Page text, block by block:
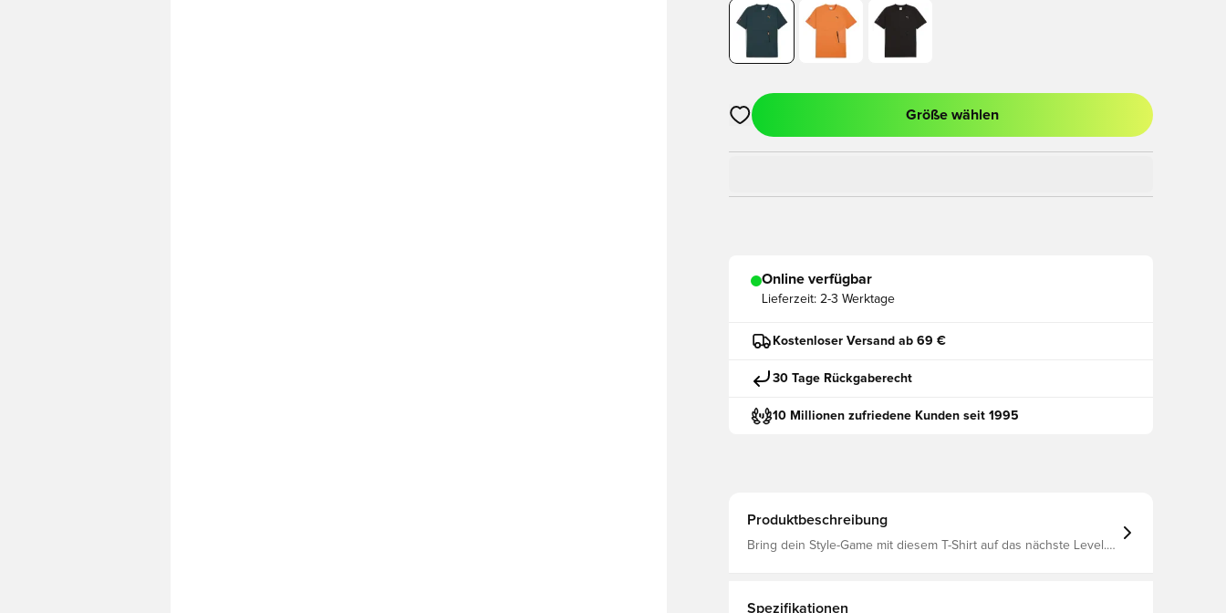
Öffnet ein neues Fenster zum Anmelden oder Registrieren als Mitglied
Größe wählen
Online verfügbar
Lieferzeit: 2-3 Werktage
Kostenloser Versand ab 69 €
30 Tage Rückgaberecht
10 Millionen zufriedene Kunden seit 1995
Produktbeschreibung
Bring dein Style-Game mit diesem T-Shirt auf das nächste Level.
du trocken und bist für alles bereit. Spüre die Energie, power
Spezifikationen